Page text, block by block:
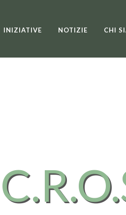
INIZIATIVE NOTIZIE CHI